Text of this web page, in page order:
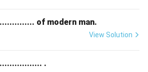
of modern man.
View Solution
.